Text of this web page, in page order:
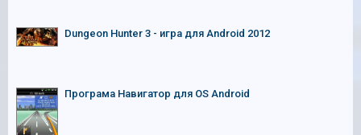
Dungeon Hunter 3 - игра для Android 2012
Програма Навигатор для OS Android